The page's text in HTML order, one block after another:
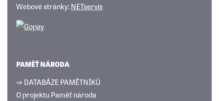
Webové stránky:NETservis
PAMĚŤ NÁRODA
⇒ DATABÁZE PAMĚTNÍKŮ
O projektu Paměť národa